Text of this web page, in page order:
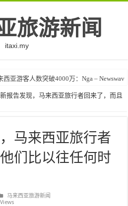
旅游新闻
itaxi.my
亚游客人数突破4000万：Nga – Newswav
报告发现，马来西亚旅行者回来了，而且
马来西亚旅行者
们比以往任何时
马来西亚旅游新闻